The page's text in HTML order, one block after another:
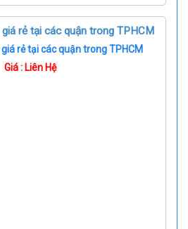
rẻ tại các quận trong TPHCM
Giá : Liên Hệ